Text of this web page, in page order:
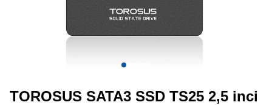
TOROSUS SATA3 SSD TS25 2,5 inci